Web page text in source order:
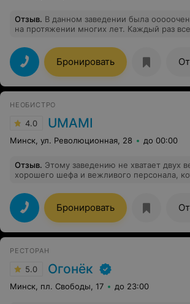
Отзыв. В данном заведении была
на протяжении многих лет. Каждый раз
Администратор, которая работала 02.02.25,
очаровательная. Всего хорошего Вашему
Бронировать
НЕОБИСТРО
4.0 UMAMI
Минск, ул. Революционная, 28 до 00:00
Отзыв. Этому заведению не хватает двух
хорошего шефа и вежливого персонала,
внешнему виду это привлекательно, вкус -
удовольствия (а восточную кухню я люблю
постоянно). Из прекрасных (по
продуктов получается - мягко говоря не
Отдельное замечание - это персонал -
Бронировать
РЕСТОРАН
5.0 Огонёк
Минск, пл. Свободы, 17 до 23:00